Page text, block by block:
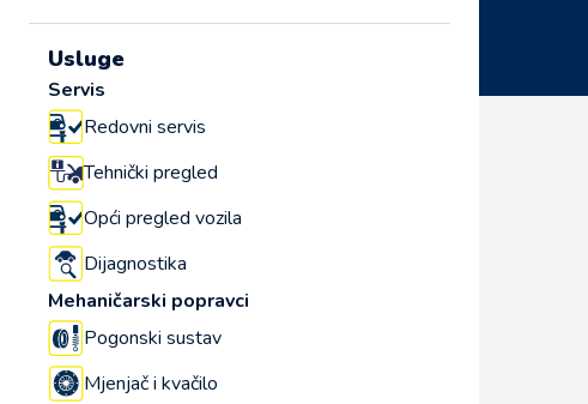
Usluge
Servis
Redovni servis
Tehnički pregled
Opći pregled vozila
Dijagnostika
Mehaničarski popravci
Pogonski sustav
Mjenjač i kvačilo